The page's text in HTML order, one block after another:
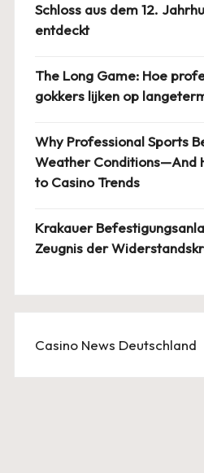
Schloss aus dem 12.
entdeckt
The Long Game: Hoe
gokkers lijken op
Why Professional Sports
Weather Conditions—And
to Casino Trends
Krakauer
Zeugnis der
Casino News Deutschland